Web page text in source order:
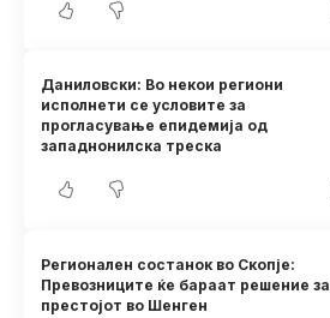
Даниловски: Во некои региони
исполнети се условите за
прогласување епидемија од
западнонилска треска
Регионален состанок во Скопје:
Превозниците ќе бараат решение за
престојот во Шенген